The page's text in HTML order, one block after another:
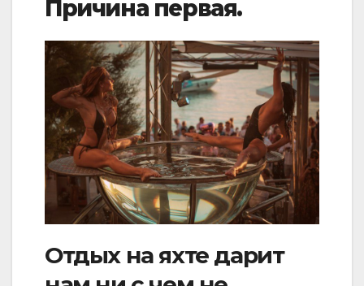
Причина первая.
Отдых на яхте дарит